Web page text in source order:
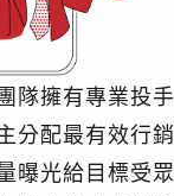
隊擁有專業投
分配最有效行
曝光給目標受